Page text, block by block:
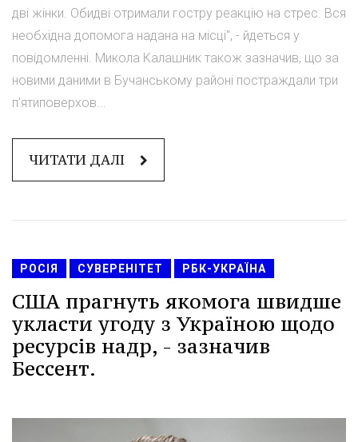
дві жінки. Обидві отримали гостру реакцію на стрес. Вся
необхідна допомога надана на місці", - йдеться у
повідомленні. Микола Калашник також зазначив, що за
новими даними в Бучанському районі постраждали три
п’ятиповерхов...
ЧИТАТИ ДАЛІ
РОСІЯ СУВЕРЕНІТЕТ РБК-УКРАЇНА
США прагнуть якомога швидше
укласти угоду з Україною щодо
ресурсів надр, - зазначив
Бессент.